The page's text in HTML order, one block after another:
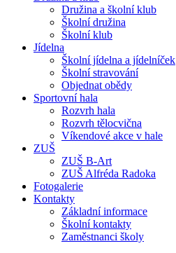
Družina a školní klub
Školní družina
Školní klub
Jídelna
Školní jídelna a jídelníček
Školní stravování
Objednat obědy
Sportovní hala
Rozvrh hala
Rozvrh tělocvična
Víkendové akce v hale
ZUŠ
ZUŠ B-Art
ZUŠ Alfréda Radoka
Fotogalerie
Kontakty
Základní informace
Školní kontakty
Zaměstnanci školy